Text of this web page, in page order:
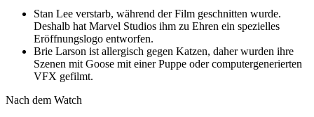
Stan Lee verstarb, während der Film geschnitten wurde.
Deshalb hat Marvel Studios ihm zu Ehren ein spezielles
Eröffnungslogo entworfen.
Brie Larson ist allergisch gegen Katzen, daher wurden ihre
Szenen mit Goose mit einer Puppe oder computergenerierten
VFX gefilmt.
Nach dem Watch